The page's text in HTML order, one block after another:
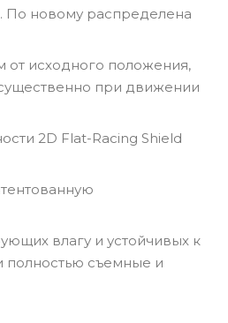
По новому распределена
от исходного положения,
при движении
2D Flat-Racing Shield
влагу и устойчивых к
полностью съемные и